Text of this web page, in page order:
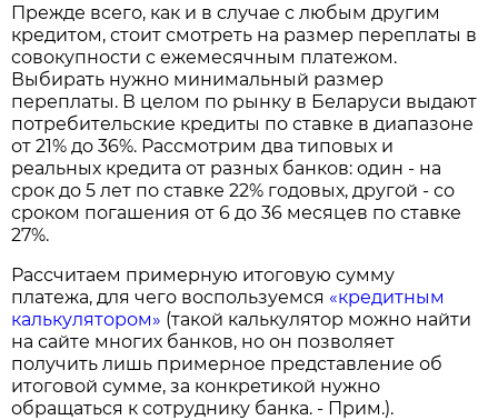
Прежде всего, как и в случае с любым другим
кредитом, стоит смотреть на размер переплаты в
совокупности с ежемесячным платежом.
Выбирать нужно минимальный размер
переплаты. В целом по рынку в Беларуси выдают
потребительские кредиты по ставке в диапазоне
от 21% до 36%. Рассмотрим два типовых и
реальных кредита от разных банков: один - на
срок до 5 лет по ставке 22% годовых, другой - со
сроком погашения от 6 до 36 месяцев по ставке
27%.
Рассчитаем примерную итоговую сумму
платежа, для чего воспользуемся «кредитным
калькулятором» (такой калькулятор можно найти
на сайте многих банков, но он позволяет
получить лишь примерное представление об
итоговой сумме, за конкретикой нужно
обращаться к сотруднику банка. - Прим.).